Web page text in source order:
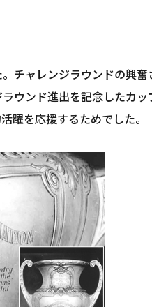
チャレンジラウンドの興奮
ウンド進出を記念したカ
躍を応援するためでした。